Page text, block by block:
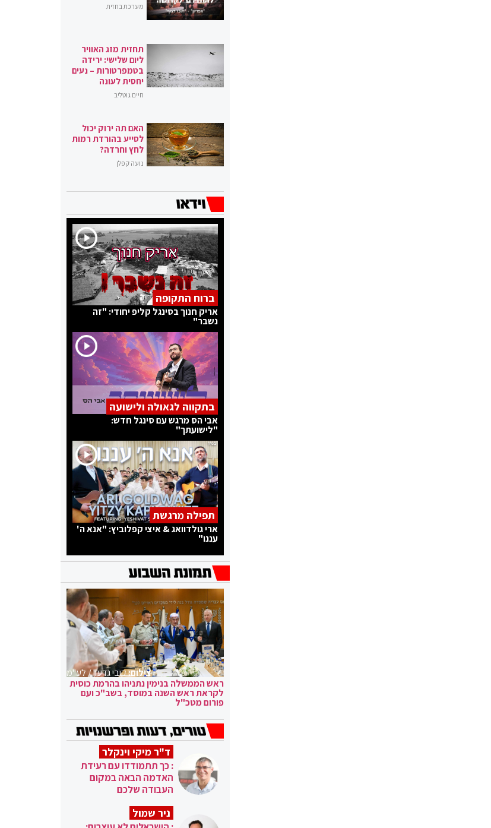
מערכת בחזית
תחזית מזג האוויר
ליום שלישי: ירידה
בטמפרטורות – נעים
יחסית לעונה
חיים גוטליב
האם תה ירוק יכול
לסייע בהורדת רמות
לחץ וחרדה?
נועה קפלן
ברוח התקופה
אריק חנוך בסינגל קליפ יחודי: "זה
נשבר"
בתקווה לגאולה ולישועה
אבי הס מרגש עם סינגל חדש:
"לישועתך"
תפילה מרגשת
ארי גולדוואג & איצי קפלוביץ: "אנא ה'
עננו"
צילום:קובי גדעון / לע"מ
ראש הממשלה בנימין נתניהו בהרמת כוסית
לקראת ראש השנה במוסד, בשב"כ ועם
פורום מטכ"ל
ד"ר מיקי וינקלר
: כך תתמודדו עם רעידת
האדמה הבאה במקום
העבודה שלכם
ניר שמול